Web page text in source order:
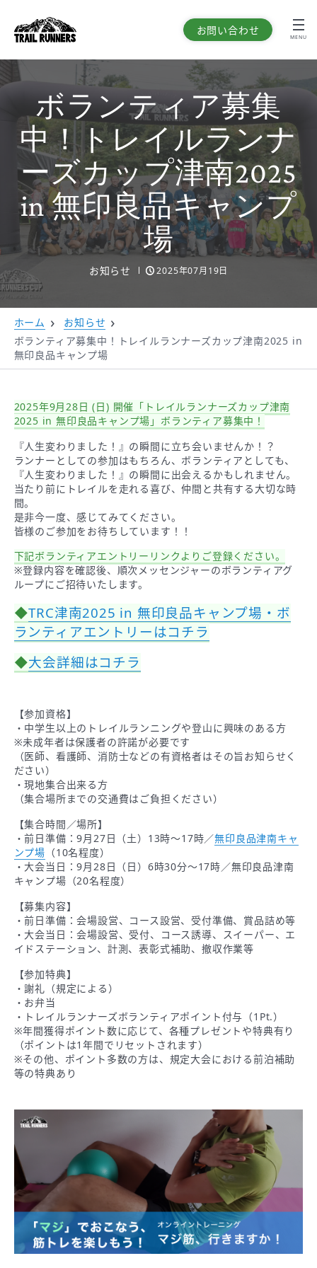
お問い合わせ
MENU
ボランティア募集
中！トレイルランナ
ーズカップ津南2025
in 無印良品キャンプ
場
お知らせ 2025年07月19日
ホーム
お知らせ
ボランティア募集中！トレイルランナーズカップ津南2025 in
無印良品キャンプ場
2025年9月28日 (日) 開催「トレイルランナーズカップ津南
2025 in 無印良品キャンプ場」 ボランティア募集中！
『人生変わりました！』の瞬間に立ち会いませんか！？
ランナーとしての参加はもちろん、ボランティアとしても、
『人生変わりました！』の瞬間に出会えるかもしれません。
当たり前にトレイルを走れる喜び、仲間と共有する大切な時
間。
是非今一度、感じてみてください。
皆様のご参加をお待ちしています！！
下記ボランティアエントリーリンクよりご登録ください。
※登録内容を確認後、順次メッセンジャーのボランティアグ
ループにご招待いたします。
◆TRC津南2025 in 無印良品キャンプ場・ボ
ランティアエントリーはコチラ
◆大会詳細はコチラ
【参加資格】
・中学生以上のトレイルランニングや登山に興味のある方
※未成年者は保護者の許諾が必要です
（医師、看護師、消防士などの有資格者はその旨お知らせく
ださい）
・現地集合出来る方
（集合場所までの交通費はご負担ください）
【集合時間／場所】
・前日準備：9月27日（土）13時～17時／無印良品津南キャ
ンプ場 （10名程度）
・大会当日：9月28日（日）6時30分～17時／無印良品津南
キャンプ場（20名程度）
【募集内容】
・前日準備：会場設営、コース設営、受付準備、賞品詰め等
・大会当日：会場設営、受付、コース誘導、スイーパー、エ
イドステーション、計測、表彰式補助、撤収作業等
【参加特典】
・謝礼（規定による）
・お弁当
・トレイルランナーズボランティアポイント付与（1Pt.）
※年間獲得ポイント数に応じて、各種プレゼントや特典有り
（ポイントは1年間でリセットされます）
※その他、ポイント多数の方は、規定大会における前泊補助
等の特典あり